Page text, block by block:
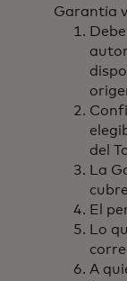
Garantía
del
La
El
Lo
A